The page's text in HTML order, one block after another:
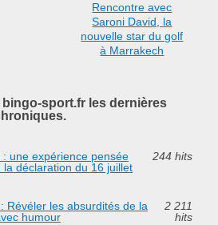
Rencontre avec
Saroni David, la
nouvelle star du golf
à Marrakech
sport.fr les dernières
: une expérience pensée
la déclaration du 16 juillet
244 hits
Révéler les absurdités de la
humour
2 211
hits